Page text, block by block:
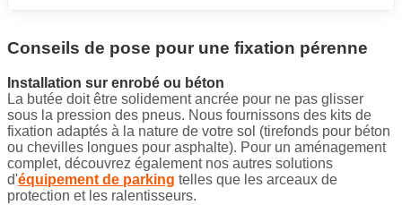
Conseils de pose pour une fixation pérenne
Installation sur enrobé ou béton
La butée doit être solidement ancrée pour ne pas glisser
sous la pression des pneus. Nous fournissons des kits de
fixation adaptés à la nature de votre sol (tirefonds pour béton
ou chevilles longues pour asphalte). Pour un aménagement
complet, découvrez également nos autres solutions
d'équipement de parking telles que les arceaux de
protection et les ralentisseurs.